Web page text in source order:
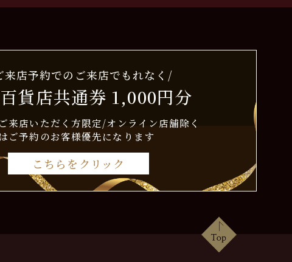
店予約でのご来店でもれなく/
貨店共通券 1,000円分
来店いただく方限定/オンライン店舗除く
ご予約のお客様優先になります
こちらをクリック